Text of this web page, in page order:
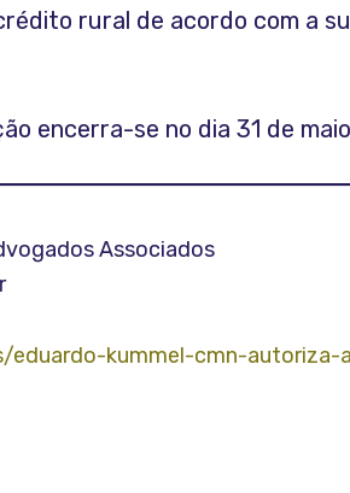
rural de acordo com a
encerra-se no dia 31 de
Associados
kummel-cmn-